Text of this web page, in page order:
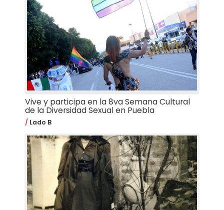
Vive y participa en la 8va Semana Cultural
de la Diversidad Sexual en Puebla
Lado B